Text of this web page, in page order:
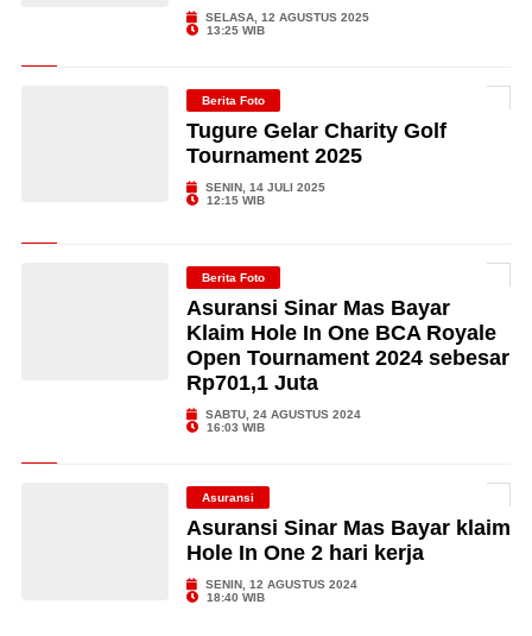
SELASA, 12 AGUSTUS 2025
13:25 WIB
Berita Foto
Tugure Gelar Charity Golf
Tournament 2025
SENIN, 14 JULI 2025
12:15 WIB
Berita Foto
Asuransi Sinar Mas Bayar
Klaim Hole In One BCA Royale
Open Tournament 2024 sebesar
Rp701,1 Juta
SABTU, 24 AGUSTUS 2024
16:03 WIB
Asuransi
Asuransi Sinar Mas Bayar klaim
Hole In One 2 hari kerja
SENIN, 12 AGUSTUS 2024
18:40 WIB